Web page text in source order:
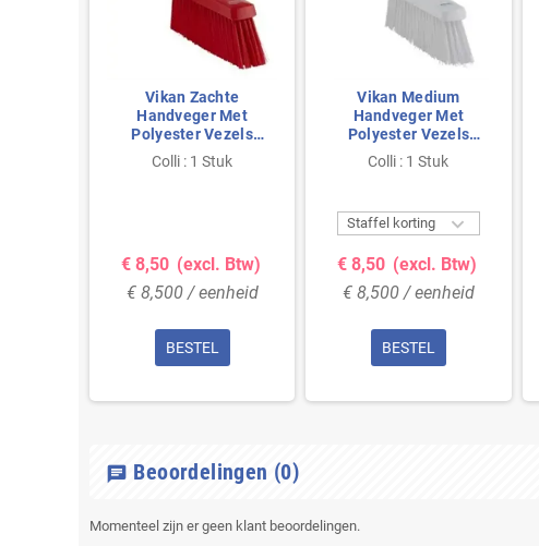
Vikan Zachte
Handveger Met
Polyester Vezels
330x35x110mm Rood
Colli : 1 Stuk
€ 8,50 (excl. Btw)
€ 8,500 / eenheid
BESTEL
Vikan Medium
Handveger Met
Polyester Vezels
330x35x110mm Wit
Colli : 1 Stuk
Staffel korting 
€ 8,50 (excl. Btw)
€ 8,500 / eenheid
BESTEL
chat Beoordelingen (0)
Momenteel zijn er geen klant beoordelingen.